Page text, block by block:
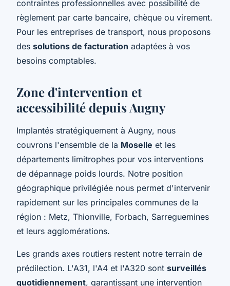
contraintes professionnelles avec possibilité de
règlement par carte bancaire, chèque ou virement.
Pour les entreprises de transport, nous proposons
des solutions de facturation adaptées à vos
besoins comptables.
Zone d'intervention et
accessibilité depuis Augny
Implantés stratégiquement à Augny, nous
couvrons l'ensemble de la Moselle et les
départements limitrophes pour vos interventions
de dépannage poids lourds. Notre position
géographique privilégiée nous permet d'intervenir
rapidement sur les principales communes de la
région : Metz, Thionville, Forbach, Sarreguemines
et leurs agglomérations.
Les grands axes routiers restent notre terrain de
prédilection. L'A31, l'A4 et l'A320 sont surveillés
quotidiennement, garantissant une intervention